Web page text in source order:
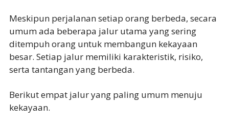
Meskipun perjalanan setiap orang berbeda, secara
umum ada beberapa jalur utama yang sering
ditempuh orang untuk membangun kekayaan
besar. Setiap jalur memiliki karakteristik, risiko,
serta tantangan yang berbeda.
Berikut empat jalur yang paling umum menuju
kekayaan.